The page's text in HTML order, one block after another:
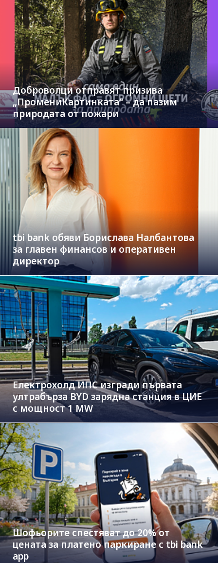
Доброволци отправят призива
„ПромениКартинката“ – да пазим
природата от пожари
tbi bank обяви Борислава Налбантова
за главен финансов и оперативен
директор
Електрохолд ИПС изгради първата
ултрабърза BYD зарядна станция в ЦИЕ
с мощност 1 MW
Шофьорите спестяват до 20% от
цената за платено паркиране с tbi bank
app